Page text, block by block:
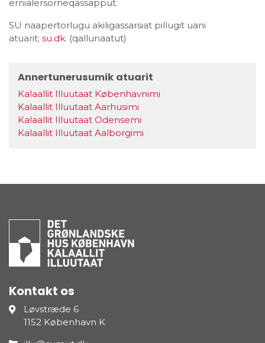
ernialersorneqassapput.
SU naapertorlugu akiligassarsiat pillugit uani
atuarit; su.dk. (qallunaatut)
Annertunerusumik atuarit
Kalaallit Illuutaat Københavnimi
Kalaallit Illuutaat Aarhusimi
Kalaallit Illuutaat Odensemi
Kalaallit Illuutaat Aalborgimi
Kontakt os
Løvstræde 6
1152 København K